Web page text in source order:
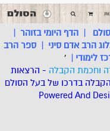
|הדף היומי בזוהר |
הרב אדם סיני |ספר הרב
לימודי |
'
וחכמת הקבלה - הרצאות
בדרכו של בעל הסולם
Powered And